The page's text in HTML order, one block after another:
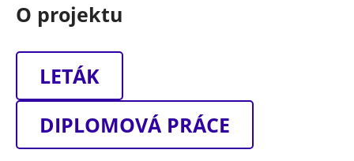
O projektu
LETÁK
DIPLOMOVÁ PRÁCE